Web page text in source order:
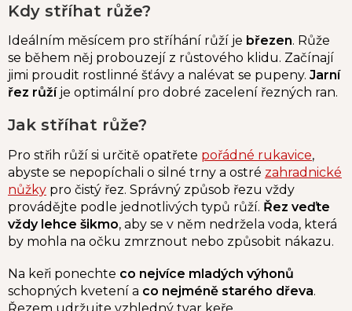
Kdy stříhat růže?
Ideálním měsícem pro stříhání růží je březen. Růže
se během něj probouzejí z růstového klidu. Začínají
jimi proudit rostlinné šťávy a nalévat se pupeny. Jarní
řez růžíje optimální pro dobré zacelení řezných ran.
Jak stříhat růže?
Pro střih růží si určitě opatřete pořádné rukavice,
abyste se nepopíchali o silné trny a ostré zahradnické
nůžky pro čistý řez. Správný způsob řezu vždy
provádějte podle jednotlivých typů růží. Řez veďte
vždy lehce šikmo, aby se v něm nedržela voda, která
by mohla na očku zmrznout nebo způsobit nákazu.
Na keři ponechte co nejvíce mladých výhonů
schopných kvetení a co nejméně starého dřeva.